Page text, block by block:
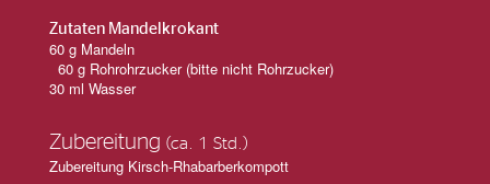
Zutaten Mandelkrokant
60 g Mandeln
60 g Rohrohrzucker (bitte nicht Rohrzucker)
30 ml Wasser
Zubereitung (ca. 1 Std.)
Zubereitung Kirsch-Rhabarberkompott